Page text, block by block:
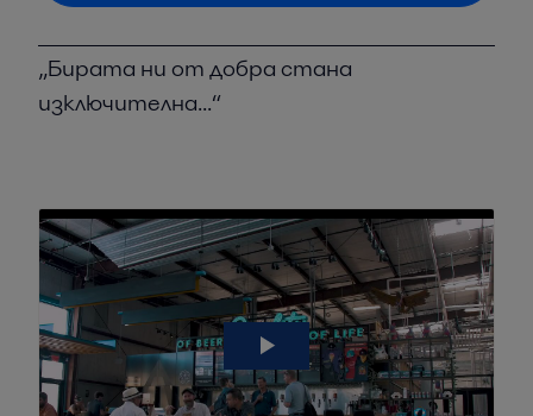
„Бирата ни от добра стана
изключителна...“